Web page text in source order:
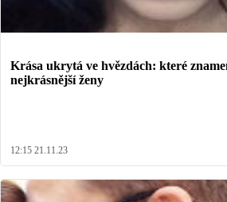
Krása ukrytá ve hvězdách: které
nejkrásnější ženy
12:15 21.11.23